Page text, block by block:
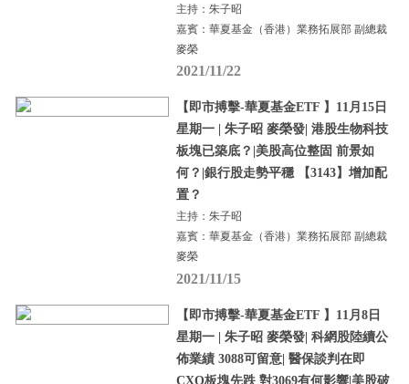
主持：朱子昭
嘉賓：華夏基金（香港）業務拓展部 副總裁
麥榮
2021/11/22
【即市搏擊-華夏基金ETF 】11月15日
星期一 | 朱子昭 麥榮發| 港股生物科技
板塊已築底？|美股高位整固 前景如
何？|銀行股走勢平穩 【3143】增加配
置？
主持：朱子昭
嘉賓：華夏基金（香港）業務拓展部 副總裁
麥榮
2021/11/15
【即市搏擊-華夏基金ETF 】11月8日
星期一 | 朱子昭 麥榮發| 科網股陸續公
佈業績 3088可留意| 醫保談判在即
CXO板塊先跌 對3069有何影響|美股破